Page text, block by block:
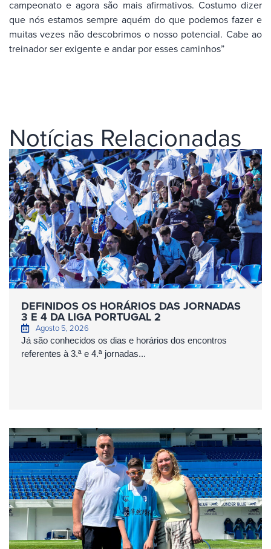
campeonato e agora são mais afirmativos. Costumo dizer
que nós estamos sempre aquém do que podemos fazer e
muitas vezes não descobrimos o nosso potencial. Cabe ao
treinador ser exigente e andar por esses caminhos”
Notícias Relacionadas
DEFINIDOS OS HORÁRIOS DAS JORNADAS
3 E 4 DA LIGA PORTUGAL 2
Agosto 5, 2026
Já são conhecidos os dias e horários dos encontros
referentes à 3.ª e 4.ª jornadas...